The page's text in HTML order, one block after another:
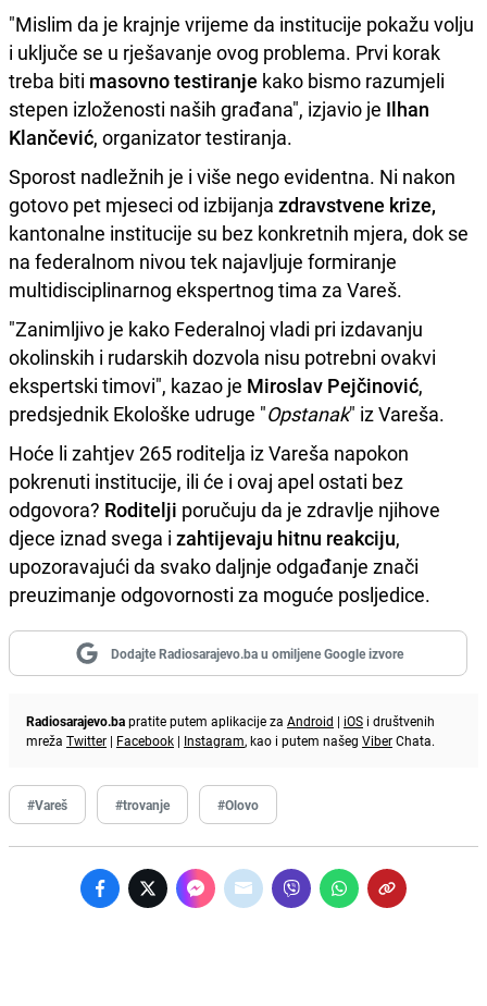
"Mislim da je krajnje vrijeme da institucije pokažu volju
i uključe se u rješavanje ovog problema. Prvi korak
treba biti masovno testiranje kako bismo razumjeli
stepen izloženosti naših građana", izjavio je Ilhan
Klančević, organizator testiranja.
Sporost nadležnih je i više nego evidentna. Ni nakon
gotovo pet mjeseci od izbijanja zdravstvene krize,
kantonalne institucije su bez konkretnih mjera, dok se
na federalnom nivou tek najavljuje formiranje
multidisciplinarnog ekspertnog tima za Vareš.
"Zanimljivo je kako Federalnoj vladi pri izdavanju
okolinskih i rudarskih dozvola nisu potrebni ovakvi
ekspertski timovi", kazao je Miroslav Pejčinović,
predsjednik Ekološke udruge "Opstanak" iz Vareša.
Hoće li zahtjev 265 roditelja iz Vareša napokon
pokrenuti institucije, ili će i ovaj apel ostati bez
odgovora? Roditelji poručuju da je zdravlje njihove
djece iznad svega i zahtijevaju hitnu reakciju,
upozoravajući da svako daljnje odgađanje znači
preuzimanje odgovornosti za moguće posljedice.
Dodajte Radiosarajevo.ba u omiljene Google izvore
Radiosarajevo.bapratite putem aplikacije za Android | iOS i društvenih
mreža Twitter | Facebook | Instagram, kao i putem našeg ViberChata.
#Vareš #trovanje #Olovo